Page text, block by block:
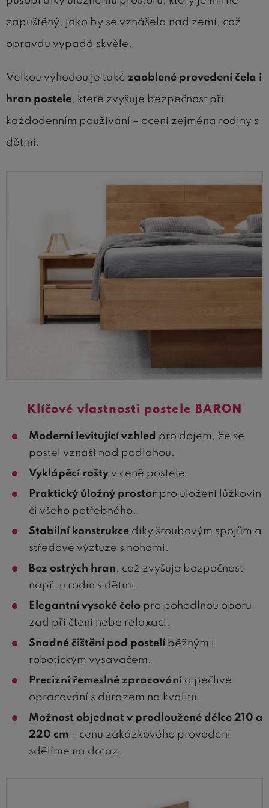
zapuštěný, jako by se vznášela nad zemí, což
opravdu vypadá skvěle.
Velkou výhodou je také zaoblené provedení čela i
hran postele, které zvyšuje bezpečnost při
každodenním používání – ocení zejména rodiny s
dětmi.
Klíčové vlastnosti postele BARON
Moderní levitující vzhled pro dojem, že se
postel vznáší nad podlahou.
Vyklápěcí rošty v ceně postele.
Praktický úložný prostor pro uložení lůžkovin
či všeho potřebného.
Stabilní konstrukce díky šroubovým spojům a
středové výztuze s nohami.
Bez ostrých hran, což zvyšuje bezpečnost
např. u rodin s dětmi.
Elegantní vysoké čelo pro pohodlnou oporu
zad při čtení nebo relaxaci.
Snadné čištění pod postelí běžným i
robotickým vysavačem.
Precizní řemeslné zpracování a pečlivé
opracování s důrazem na kvalitu.
Možnost objednat v prodloužené délce 210 a
220 cm – cenu zakázkového provedení
sdělíme na dotaz.